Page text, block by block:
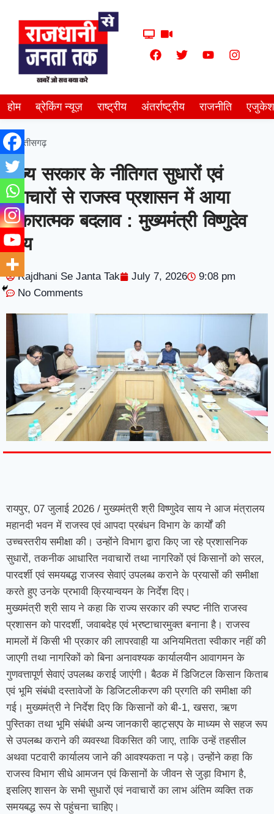
होम ब्रेकिंग न्यूज़ राष्ट्रीय अंतर्राष्ट्रीय राजनीति
छत्तीसगढ़
राज्य सरकार के नीतिगत सुधारों एवं
नवाचारों से राजस्व प्रशासन में आया
सकारात्मक बदलाव : मुख्यमंत्री विष्णुदेव
साय
Rajdhani Se Janta Tak July 7, 2026
9:08 pm
No Comments
रायपुर, 07 जुलाई 2026 / मुख्यमंत्री श्री विष्णुदेव साय ने आज मंत्रालय
महानदी भवन में राजस्व एवं आपदा प्रबंधन विभाग के कार्यों की
उच्चस्तरीय समीक्षा की। उन्होंने विभाग द्वारा किए जा रहे प्रशासनिक
सुधारों, तकनीक आधारित नवाचारों तथा नागरिकों एवं किसानों को सरल,
पारदर्शी एवं समयबद्ध राजस्व सेवाएं उपलब्ध कराने के प्रयासों की समीक्षा
करते हुए उनके प्रभावी क्रियान्वयन के निर्देश दिए।
मुख्यमंत्री श्री साय ने कहा कि राज्य सरकार की स्पष्ट नीति राजस्व
प्रशासन को पारदर्शी, जवाबदेह एवं भ्रष्टाचारमुक्त बनाना है। राजस्व
मामलों में किसी भी प्रकार की लापरवाही या अनियमितता स्वीकार नहीं की
जाएगी तथा नागरिकों को बिना अनावश्यक कार्यालयीन आवागमन के
गुणवत्तापूर्ण सेवाएं उपलब्ध कराई जाएंगी। बैठक में डिजिटल किसान किताब
एवं भूमि संबंधी दस्तावेजों के डिजिटलीकरण की प्रगति की समीक्षा की
गई। मुख्यमंत्री ने निर्देश दिए कि किसानों को बी-1, खसरा, ऋण
पुस्तिका तथा भूमि संबंधी अन्य जानकारी व्हाट्सएप के माध्यम से सहज रूप
से उपलब्ध कराने की व्यवस्था विकसित की जाए, ताकि उन्हें तहसील
अथवा पटवारी कार्यालय जाने की आवश्यकता न पड़े। उन्होंने कहा कि
राजस्व विभाग सीधे आमजन एवं किसानों के जीवन से जुड़ा विभाग है,
इसलिए शासन के सभी सुधारों एवं नवाचारों का लाभ अंतिम व्यक्ति तक
समयबद्ध रूप से पहुंचना चाहिए।